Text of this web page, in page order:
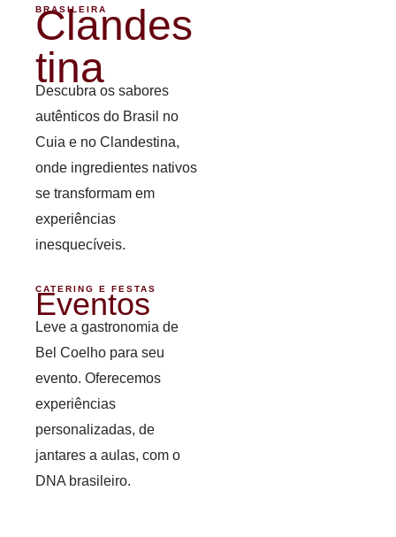
BRASILEIRA
Clandes
tina
Descubra os sabores
autênticos do Brasil no
Cuia e no Clandestina,
onde ingredientes nativos
se transformam em
experiências
inesquecíveis.
CATERING E FESTAS
Eventos
Leve a gastronomia de
Bel Coelho para seu
evento. Oferecemos
experiências
personalizadas, de
jantares a aulas, com o
DNA brasileiro.